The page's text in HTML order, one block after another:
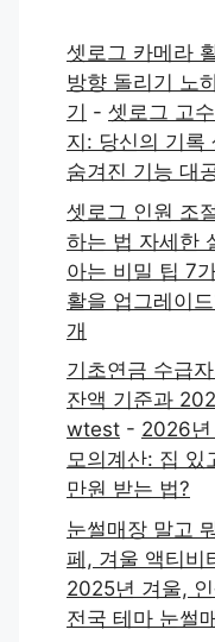
셋로그 카메라
방향 돌리기 노
기 - 셋로그 고
지: 당신의 기록
숨겨진 기능 대
셋로그 인원 조
하는 법 자세한
아는 비밀 팁 7
활을 업그레이
개
기초연금 수급
잔액 기준과
wtest - 2026년
모의계산: 집 있
만원 받는 법?
눈썰매장 말고
페, 겨울 액티비
2025년 겨울,
전국 테마 눈썰